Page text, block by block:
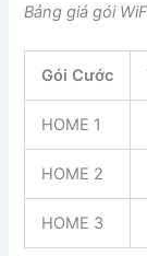
Bảng giá gói
Gói Cước
HOME 1
HOME 2
HOME 3